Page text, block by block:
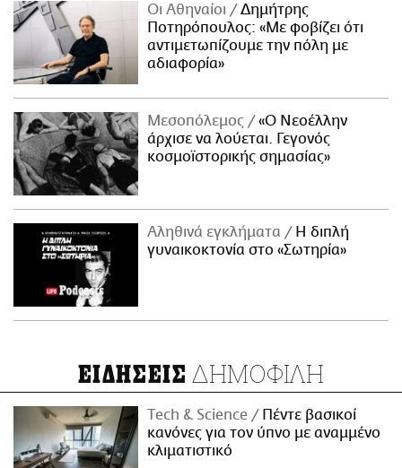
Οι Αθηναίοι
Δημήτρης
Ποτηρόπουλος: «Με φοβίζει ότι
αντιμετωπίζουμε την πόλη με
αδιαφορία»
Μεσοπόλεμος
«Ο Νεοέλλην
άρχισε να λούεται. Γεγονός
κοσμοϊστορικής σημασίας»
Αληθινά εγκλήματα
Η διπλή
γυναικοκτονία στο «Σωτηρία»
ΕΙΔΗΣΕΙΣ ΔΗΜΟΦΙΛΗ
Τech & Science
Πέντε βασικοί
κανόνες για τον ύπνο με αναμμένο
κλιματιστικό